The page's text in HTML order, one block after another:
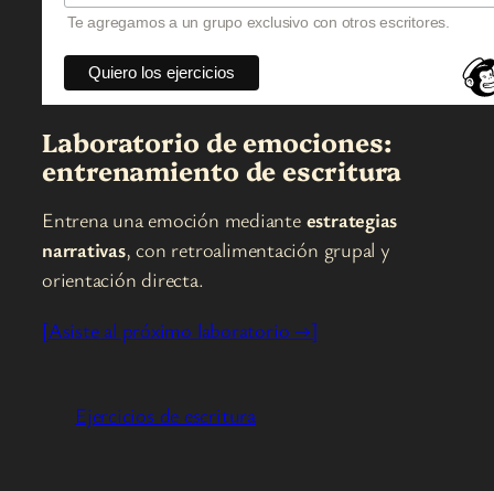
Te agregamos a un grupo exclusivo con otros escritores.
Laboratorio de emociones:
entrenamiento de escritura
Entrena una emoción medianteestrategias
narrativas, con retroalimentación grupal y
orientación directa.
[Asiste al próximo laboratorio →]
Ejercicios de escritura